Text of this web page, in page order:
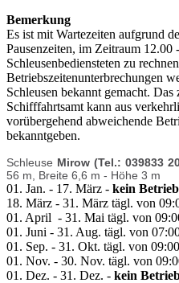
Bemerkung
Es ist mit Wartezeiten aufgrund
Pausenzeiten, im Zeitraum
Schleusenbediensteten zu
Betriebszeitenunterbrechungen
Schleusen bekannt gemacht. Das
Schifffahrtsamt kann aus
vorübergehend abweichende
bekanntgeben.
Schleuse Mirow (Tel.: 039833
56 m, Breite 6,6 m - Höhe 3 m
01. Jan. - 17. März - kein Betrieb
18. März - 31. März tägl. von
01. April - 31. Mai tägl. von
01. Juni - 31. Aug. tägl. von
01. Sep. - 31. Okt. tägl. von
01. Nov. - 30. Nov. tägl. von
01. Dez. - 31. Dez. - kein